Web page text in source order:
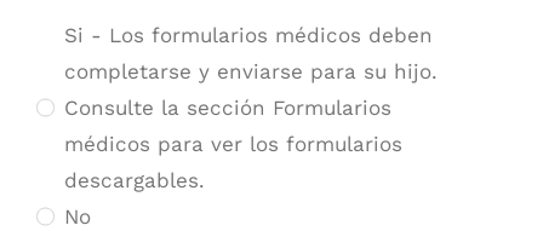
Si - Los formularios médicos deben
completarse y enviarse para su hijo.
Consulte la sección Formularios
médicos para ver los formularios
descargables.
No